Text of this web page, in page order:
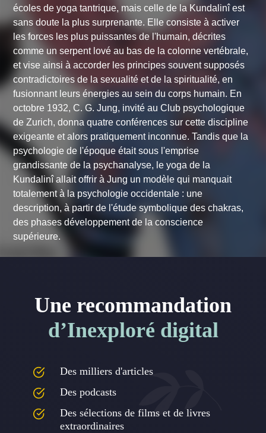
écoles de yoga tantrique, mais celle de la Kundalinî est
sans doute la plus surprenante. Elle consiste à activer
les forces les plus puissantes de l'humain, décrites
comme un serpent lové au bas de la colonne vertébrale,
et vise ainsi à accorder les principes souvent supposés
contradictoires de la sexualité et de la spiritualité, en
fusionnant leurs énergies au sein du corps humain. En
octobre 1932, C. G. Jung, invité au Club psychologique
de Zurich, donna quatre conférences sur cette discipline
exigeante et alors pratiquement inconnue. Tandis que la
psychologie de l'époque était sous l'emprise
grandissante de la psychanalyse, le yoga de la
Kundalinî allait offrir à Jung un modèle qui manquait
totalement à la psychologie occidentale : une
description, à partir de l'étude symbolique des chakras,
des phases développement de la conscience
supérieure.
Une recommandation
d’Inexploré digital
Des milliers d'articles
Des podcasts
Des sélections de films et de livres
extraordinaires